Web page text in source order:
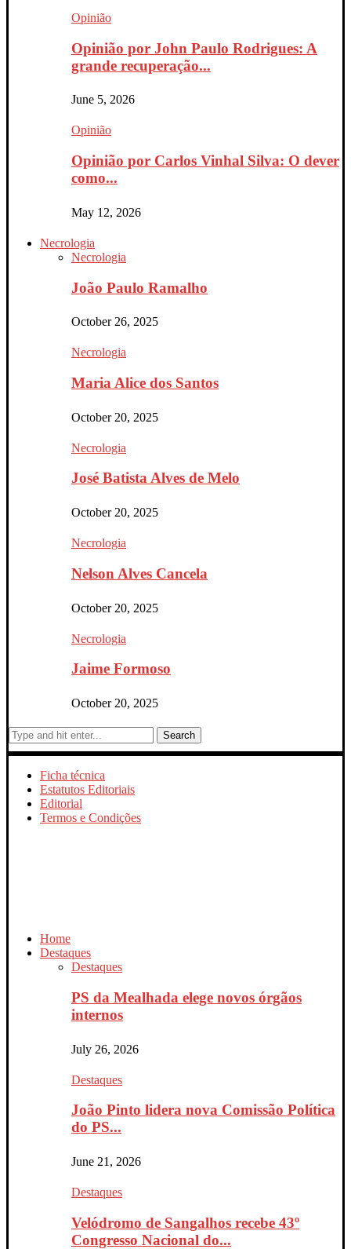
Opinião
Opinião por John Paulo Rodrigues: A
grande recuperação...
June 5, 2026
Opinião
Opinião por Carlos Vinhal Silva: O dever
como...
May 12, 2026
Necrologia
Necrologia
João Paulo Ramalho
October 26, 2025
Necrologia
Maria Alice dos Santos
October 20, 2025
Necrologia
José Batista Alves de Melo
October 20, 2025
Necrologia
Nelson Alves Cancela
October 20, 2025
Necrologia
Jaime Formoso
October 20, 2025
Search
Ficha técnica
Estatutos Editoriais
Editorial
Termos e Condições
Home
Destaques
Destaques
PS da Mealhada elege novos órgãos
internos
July 26, 2026
Destaques
João Pinto lidera nova Comissão Política
do PS...
June 21, 2026
Destaques
Velódromo de Sangalhos recebe 43º
Congresso Nacional do...